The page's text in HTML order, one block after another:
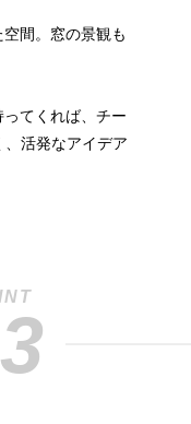
間。窓の景観も
てくれば、チー
活発なアイデア